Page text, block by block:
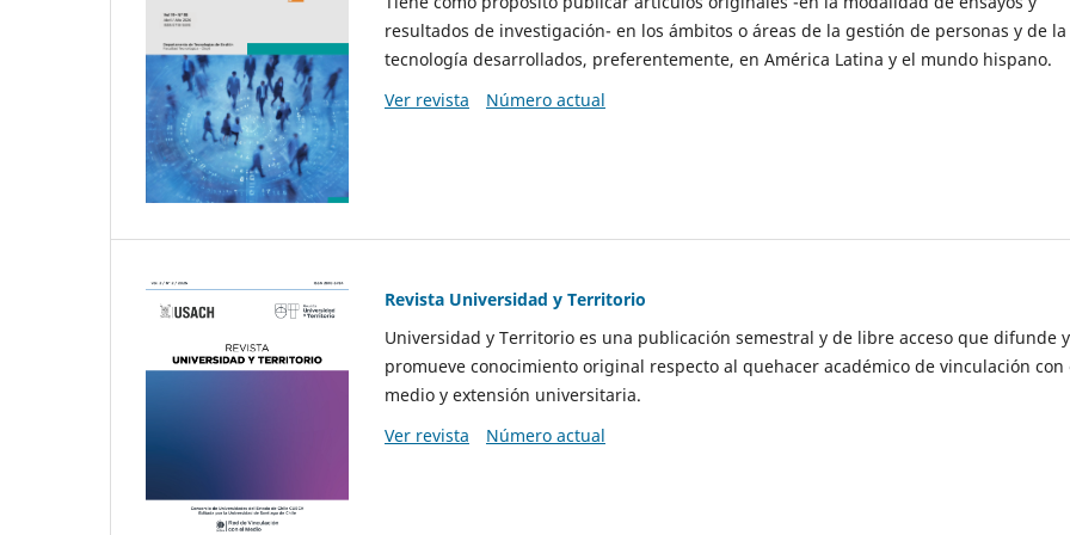
resultados de investigación- en los ámbitos o áreas de la gestión de personas y de la
tecnología desarrollados, preferentemente, en América Latina y el mundo hispano.
Ver revista
Número actual
Revista Universidad y Territorio
Universidad y Territorio es una publicación semestral y de libre acceso que difunde y
promueve conocimiento original respecto al quehacer académico de vinculación con
medio y extensión universitaria.
Ver revista
Número actual